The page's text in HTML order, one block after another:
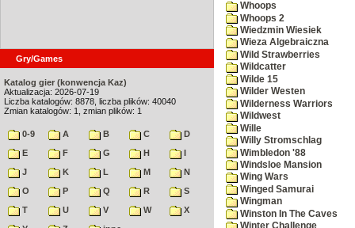
Gry/Games
Katalog gier (konwencja Kaz)
Aktualizacja: 2026-07-19
Liczba katalogów: 8878, liczba plików: 40040
Zmian katalogów: 1, zmian plików: 1
0-9 A B C
D
E
F G H
I
J
K L M
N
O
P Q R
S
T
U V W
X
Whoops
Whoops 2
Wiedzmin Wiesiek
Wieza Algebraiczna
Wild Strawberries
Wildcatter
Wilde 15
Wilder Westen
Wilderness Warriors
Wildwest
Wille
Willy Stromschlag
Wimbledon '88
Windsloe Mansion
Wing Wars
Winged Samurai
Wingman
Winston In The Caves
Winter Challenge